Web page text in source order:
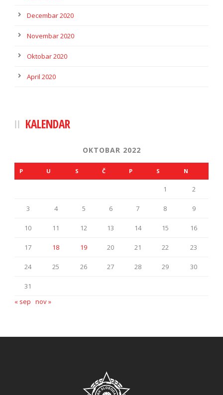
Decembar 2020
Novembar 2020
Oktobar 2020
April 2020
KALENDAR
OKTOBAR 2022
P U S Č P S N
1 2
3 4 5 6 7 8 9
10 11 12 13 14 15 16
17 18 19 20 21 22 23
24 25 26 27 28 29 30
31
« sep nov »